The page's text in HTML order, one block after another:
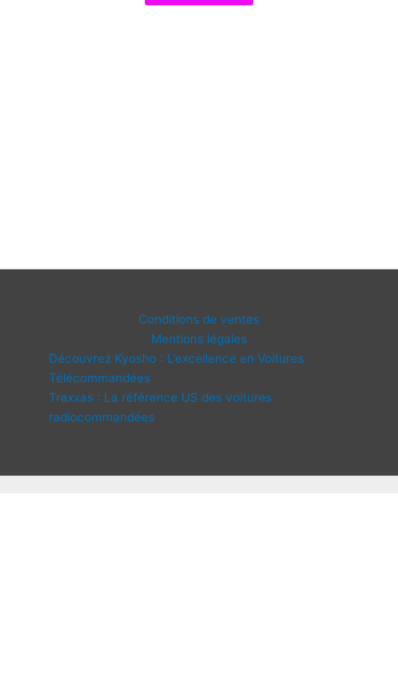
Conditions de ventes
Mentions légales
Découvrez Kyosho : L’excellence en Voitures
Télécommandées
Traxxas : La référence US des voitures
radiocommandées